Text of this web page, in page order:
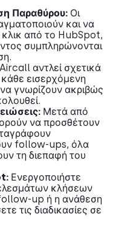
Παραθύρου: Οι
και να
από το HubSpot,
συμπληρώνονται
αντλεί σχετικά
εισερχόμενη
γνωρίζουν ακριβώς
Μετά από
να προσθέτουν
follow-ups, όλα
τη διεπαφή του
Ενεργοποιήστε
κλήσεων
up ή η ανάθεση
τις διαδικασίες σε